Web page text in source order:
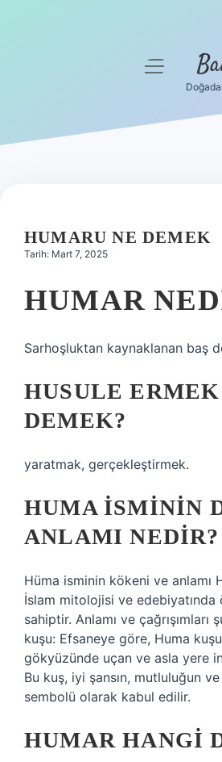
Hakkımızda
menüyü
HUMARU NE DEMEK
Tarih: Mart 7, 2025
HUMAR
Sarhoşluktan kaynaklanan baş
HUSULE
DEMEK?
yaratmak, gerçekleştirmek.
HUMA ISMININ
ANLAMI NEDIR?
Hüma isminin kökeni ve anlamı
İslam mitolojisi ve
sahiptir. Anlamı ve çağrışımları
kuşu: Efsaneye göre, Huma
gökyüzünde uçan ve asla yere
Bu kuş, iyi şansın, mutluluğun
sembolü olarak kabul edilir.
HUMAR HANGI